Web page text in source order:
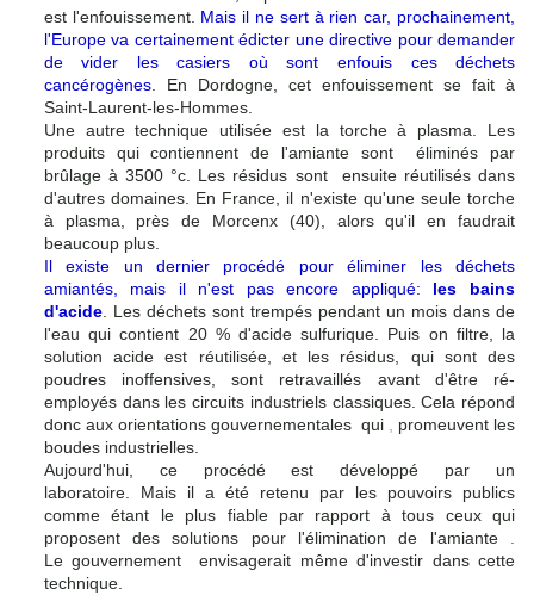
est l'enfouissement. Mais il ne sert à rien car, prochainement,
l'Europe va certainement édicter une directive pour demander
de vider les casiers où sont
enfouis ces déchets
cancérogènes. En Dordogne, cet enfouissement se fait à
Saint-Laurent-les-Hommes.
Une autre technique utilisée est la torche à plasma. Les
produits qui contiennent de l'amiante sont éliminés par
brûlage à 3500 °c. Les résidus sont ensuite réuti­lisés dans
d'autres domaines. En France, il n'existe qu'une seule torche
à plasma, près de Morcenx (40), alors qu'il en
faudrait
beaucoup plus.
Il existe un dernier procédé pour éliminer les déchets
amiantés, mais il n'est pas encore appliqué: les bains
d'acide. Les déchets sont trempés pendant un mois dans de
l'eauqui contient 20 % d'acide sulfurique. Puis on filtre, la
solution acide est réutilisée, et les résidus,
qui sont des
poudres inoffensives, sont retravaillés avant d'être ré-
employés dans les circuits industriels classiques. Cela répond
donc aux orientations gouvernementales qui
promeuvent les
boudes industrielles.
Aujourd'hui, ce procédéest développé par un
laboratoire. Mais il a été retenu
par les pouvoirs publics
comme étant le plus fiable par rapport à tous ceux qui
proposent des solutions pour l'élimination de l'amiante
Le gouvernement envisagerait même d'investir dans cette
technique.